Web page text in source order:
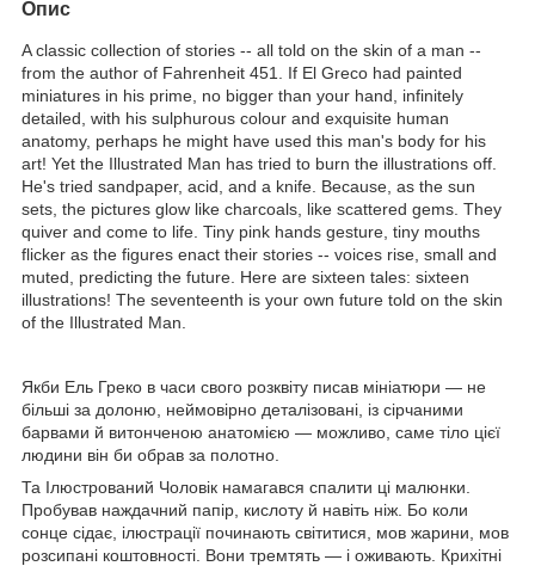
Опис
A classic collection of stories -- all told on the skin of a man --
from the author of Fahrenheit 451. If El Greco had painted
miniatures in his prime, no bigger than your hand, infinitely
detailed, with his sulphurous colour and exquisite human
anatomy, perhaps he might have used this man's body for his
art! Yet the Illustrated Man has tried to burn the illustrations off.
He's tried sandpaper, acid, and a knife. Because, as the sun
sets, the pictures glow like charcoals, like scattered gems. They
quiver and come to life. Tiny pink hands gesture, tiny mouths
flicker as the figures enact their stories -- voices rise, small and
muted, predicting the future. Here are sixteen tales: sixteen
illustrations! The seventeenth is your own future told on the skin
of the Illustrated Man.
Якби Ель Греко в часи свого розквіту писав мініатюри — не
більші за долоню, неймовірно деталізовані, із сірчаними
барвами й витонченою анатомією — можливо, саме тіло цієї
людини він би обрав за полотно.
Та Ілюстрований Чоловік намагався спалити ці малюнки.
Пробував наждачний папір, кислоту й навіть ніж. Бо коли
сонце сідає, ілюстрації починають світитися, мов жарини, мов
розсипані коштовності. Вони тремтять — і оживають. Крихітні